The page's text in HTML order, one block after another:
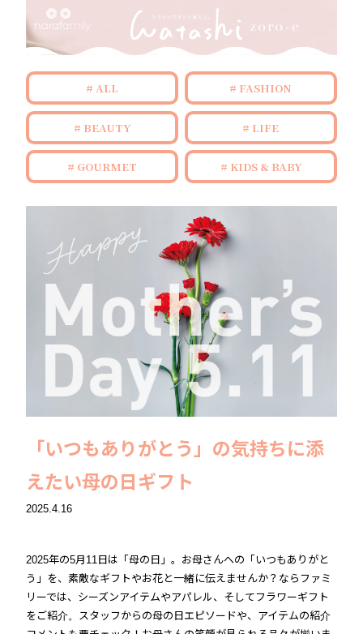
ALL FASHION
BEAUTY LIFE
GOURMET KIDS & BABY
「いつもありがとう」の気持ちに添
えたい母の日ギフト
2025.4.16
2025年の5月11日は「母の日」。お母さんへの「いつもありがと
う」を、素敵なギフトやお花と一緒に伝えませんか？ならファミ
リーでは、シーズンアイテムやアパレル、そしてフラワーギフト
をご紹介。スタッフからの母の日エピソードや、アイテムの紹介